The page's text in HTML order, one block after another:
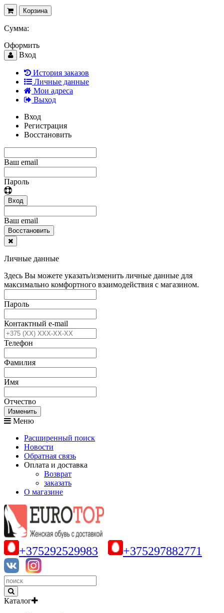
Корзина
Сумма:
Оформить
Вход
История заказов
Личные данные
Мои адреса
Выход
Вход
Регистрация
Восстановить
Ваш email
Пароль
Вход
Ваш email
Воcстановить
Личные данные
Здесь Вы можете указать/изменить личные данные для
максимально комфортного взаимодействия с магазином.
Пароль
Контактный e-mail
Телефон
Фамилия
Имя
Отчество
Изменить
Меню
Расширенный поиск
Новости
Обратная связь
Оплата и доставка
Возврат
заказать
О магазине
+375292529983 +375297882771
Каталог